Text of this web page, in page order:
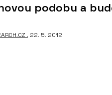
podobu a
, 22. 5. 2012